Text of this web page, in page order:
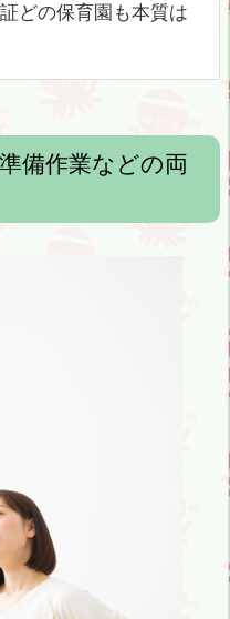
どの保育園も本質は
備作業などの両